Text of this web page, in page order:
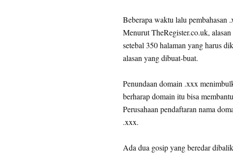
Beberapa waktu lalu
Menurut TheRegister.co.uk,
setebal 350 halaman yang harus
alasan yang dibuat-buat.
Penundaan domain .xxx
berharap domain itu bisa
Perusahaan pendaftaran nama
.xxx.
Ada dua gosip yang beredar